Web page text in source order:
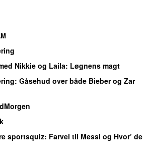
Nikkie og Laila: Løgnens magt
: Gåsehud over både Bieber og Zar
sportsquiz: Farvel til Messi og Hvor’ de